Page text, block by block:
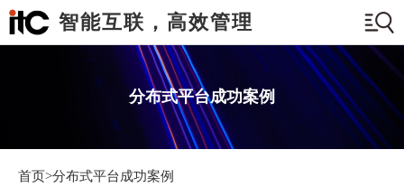
智能互联，高效管理
分布式平台成功案例
首页>分布式平台成功案例